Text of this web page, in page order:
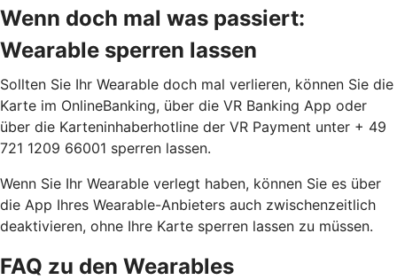
Wenn doch mal was passiert:
Wearable sperren lassen
Sollten Sie Ihr Wearable doch mal verlieren, können Sie die
Karte im OnlineBanking, über die VR Banking App oder
über die Karteninhaberhotline der VR Payment unter + 49
721 1209 66001 sperren lassen.
Wenn Sie Ihr Wearable verlegt haben, können Sie es über
die App Ihres Wearable-Anbieters auch zwischenzeitlich
deaktivieren, ohne Ihre Karte sperren lassen zu müssen.
FAQ zu den Wearables